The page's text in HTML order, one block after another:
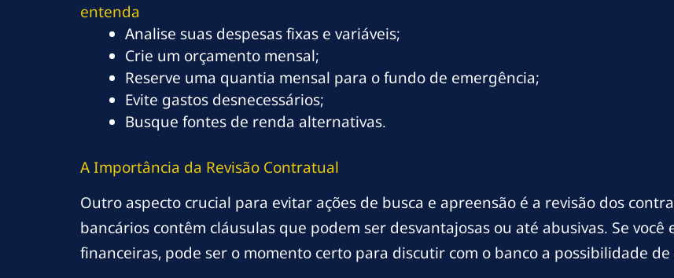
entenda
Analise suas despesas fixas e variáveis;
Crie um orçamento mensal;
Reserve uma quantia mensal para o fundo de emergência;
Evite gastos desnecessários;
Busque fontes de renda alternativas.
A Importância da Revisão Contratual
Outro aspecto crucial para evitar ações de busca e apreensão é a revisão dos
bancários contêm cláusulas que podem ser desvantajosas ou até abusivas. Se
financeiras, pode ser o momento certo para discutir com o banco a possibilidade